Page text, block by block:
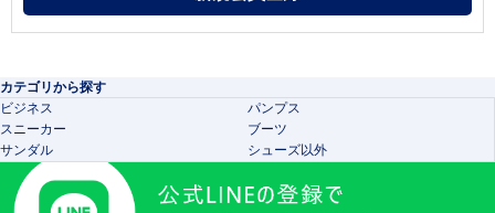
カテゴリから探す
ビジネス
パンプス
スニーカー
ブーツ
サンダル
シューズ以外